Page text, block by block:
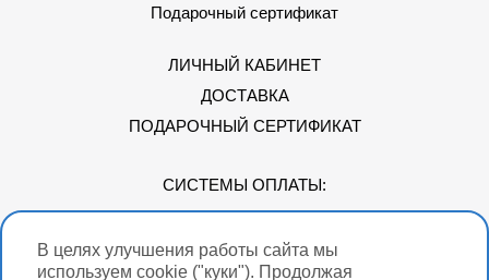
В целях улучшения работы сайта мы
используем cookie ("куки"). Продолжая
Подарочный сертификат
ЛИЧНЫЙ КАБИНЕТ
ДОСТАВКА
ПОДАРОЧНЫЙ СЕРТИФИКАТ
СИСТЕМЫ ОПЛАТЫ:
Мы в соцсетях